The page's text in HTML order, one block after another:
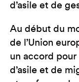
d’asile et de
Au début du
de l’Union
un accord
d’asile et de